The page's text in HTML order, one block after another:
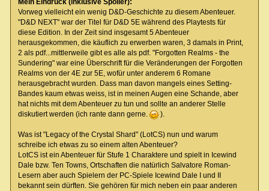
Mein Eindruck (inklusive Spoiler):
Vorweg vielleicht ein wenig D&D-Geschichte zu diesem Abenteuer.
"D&D NEXT" war der Titel für D&D 5E während des Playtests für
diese Edition. In der Zeit sind insgesamt 5 Abenteuer
herausgekommen, die käuflich zu erwerben waren, 3 damals in Print,
2 als pdf...mittlerweile gibt es alle als pdf. "Forgotten Realms - the
Sundering" war eine Überschrift für die Veränderungen der Forgotten
Realms von der 4E zur 5E, wofür unter anderem 6 Romane
herausgebracht wurden. Dass man davon mangels eines Setting-
Bandes kaum etwas weiss, ist in meinen Augen eine Schande, aber
hat nichts mit dem Abenteuer zu tun und sollte an anderer Stelle
diskutiert werden (ich rante dann gerne.
).
Was ist "Legacy of the Crystal Shard" (LotCS) nun und warum
schreibe ich etwas zu so einem alten Abenteuer?
LotCS ist ein Abenteuer für Stufe 1 Charaktere und spielt in Icewind
Dale bzw. Ten Towns, Ortschaften die natürlich Salvatore Roman-
Lesern aber auch Spielern der PC-Spiele Icewind Dale I und II
bekannt sein dürften. Sie gehören für mich neben ein paar anderen